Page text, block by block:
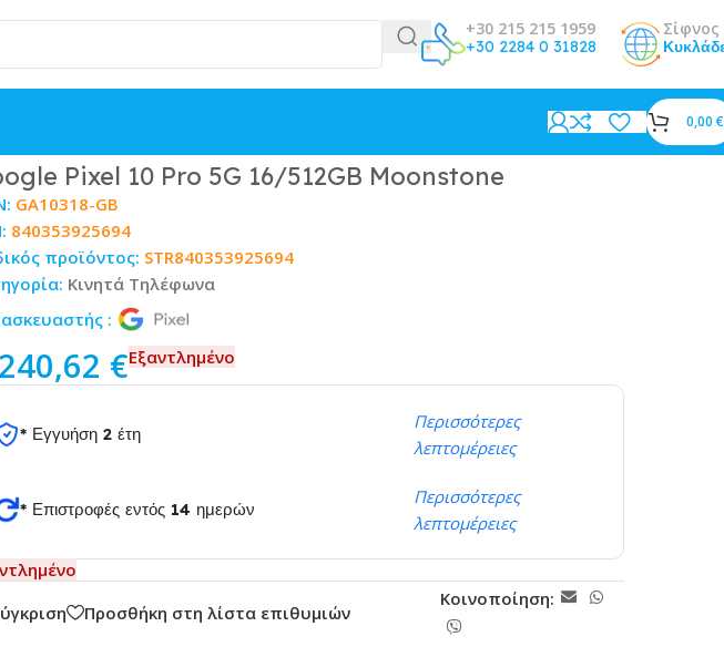
+30 215 215 1959
+30 2284 0 31828
Σίφνος
0,00 €
Pixel 10 Pro 5G 16/512GB Moonstone
:
GA10318-GB
840353925694
προϊόντος: STR840353925694
Κινητά Τηλέφωνα
€Εξαντλημένο
* Εγγυήση 2 έτη
Περισσότερες
λεπτομέρειες
* Επιστροφές εντός 14 ημερών
Περισσότερες
λεπτομέρειες
Προσθήκη στη λίστα επιθυμιών
Κοινοποίηση: